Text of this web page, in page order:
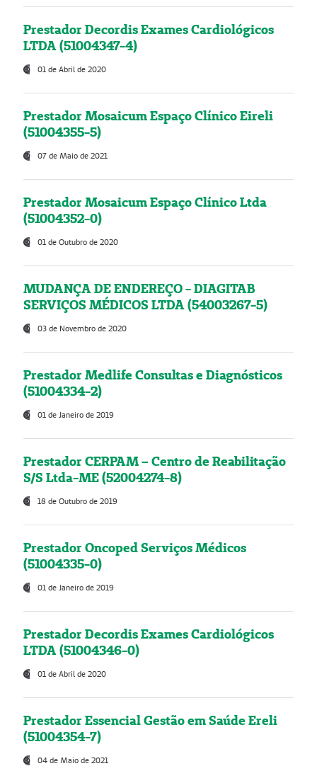
Prestador Decordis Exames Cardiológicos
LTDA (51004347-4)
01 de Abril de 2020
Prestador Mosaicum Espaço Clínico Eireli
(51004355-5)
07 de Maio de 2021
Prestador Mosaicum Espaço Clínico Ltda
(51004352-0)
01 de Outubro de 2020
MUDANÇA DE ENDEREÇO - DIAGITAB
SERVIÇOS MÉDICOS LTDA (54003267-5)
03 de Novembro de 2020
Prestador Medlife Consultas e Diagnósticos
(51004334-2)
01 de Janeiro de 2019
Prestador CERPAM – Centro de Reabilitação
S/S Ltda-ME (52004274-8)
18 de Outubro de 2019
Prestador Oncoped Serviços Médicos
(51004335-0)
01 de Janeiro de 2019
Prestador Decordis Exames Cardiológicos
LTDA (51004346-0)
01 de Abril de 2020
Prestador Essencial Gestão em Saúde Ereli
(51004354-7)
04 de Maio de 2021